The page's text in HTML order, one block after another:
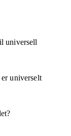
universell
universelt